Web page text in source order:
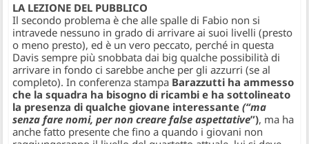
LA LEZIONE DEL PUBBLICO
Il secondo problema è che alle spalle di Fabio non si
intravede nessuno in grado di arrivare ai suoi livelli (presto
o meno presto), ed è un vero peccato, perché in questa
Davis sempre più snobbata dai big qualche possibilità di
arrivare in fondo ci sarebbe anche per gli azzurri (se al
completo). In conferenza stampa Barazzutti ha ammesso
che la squadra ha bisogno di ricambi e ha sottolineato
la presenza di qualche giovane interessante(“ma
senza fare nomi, per non creare false aspettative”), ma ha
anche fatto presente che fino a quando i giovani non